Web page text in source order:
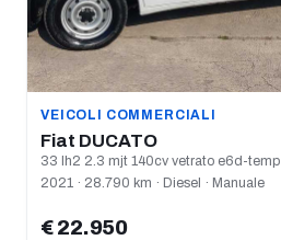
VEICOLI COMMERCIALI
Fiat DUCATO
33 lh2 2.3 mjt 140cv vetrato e6d-temp
2021 · 28.790 km · Diesel · Manuale
€ 22.950